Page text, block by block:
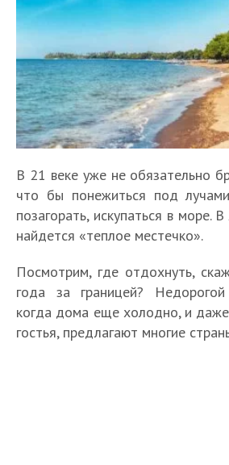
В 21 веке уже не обязательно
что бы понежиться под
позагорать, искупаться в море.
найдется «теплое местечко».
Посмотрим, где отдохнуть,
года за границей?
когда дома еще холодно, и
гостья, предлагают многие